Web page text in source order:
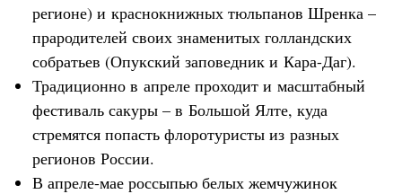
регионе) и краснокнижных тюльпанов Шренка –
прародителей своих знаменитых голландских
собратьев (Опукский заповедник и Кара-Даг).
Традиционно в апреле проходит и масштабный
фестиваль сакуры – в Большой Ялте, куда
стремятся попасть флоротуристы из разных
регионов России.
В апреле-мае россыпью белых жемчужинок